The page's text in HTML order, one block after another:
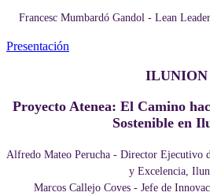
Francesc Mumbardó Gandol - Lean
Presentación
ILUNION
Proyecto Atenea: El Camino
Sostenible en
Alfredo Mateo Perucha - Director Ejecutivo
y Excelencia,
Marcos Callejo Coves - Jefe de